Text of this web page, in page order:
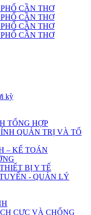
kỳ
TỔNG HỢP
QUẢN TRỊ VÀ TỔ
– KẾ TOÁN
BỊ Y TẾ
- QUẢN LÝ
CỰC VÀ CHỐNG